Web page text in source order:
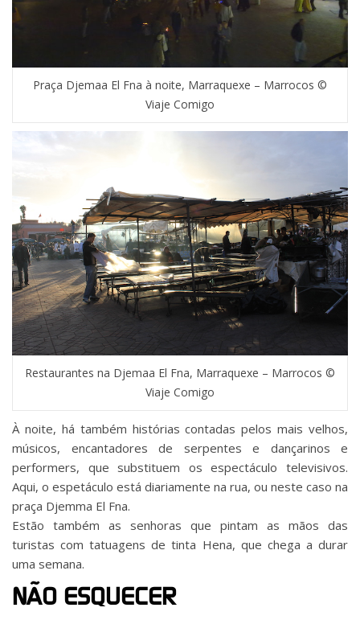
Praça Djemaa El Fna à noite, Marraquexe – Marrocos ©
Viaje Comigo
Restaurantes na Djemaa El Fna, Marraquexe – Marrocos ©
Viaje Comigo
À noite, há também histórias contadas pelos mais velhos,
músicos, encantadores de serpentes e dançarinos e
performers, que substituem os espectáculo televisivos.
Aqui, o espetáculo está diariamente na rua, ou neste caso na
praça Djemma El Fna.
Estão também as senhoras que pintam as mãos das
turistas com tatuagens de tinta Hena, que chega a durar
uma semana.
NÃO ESQUECER